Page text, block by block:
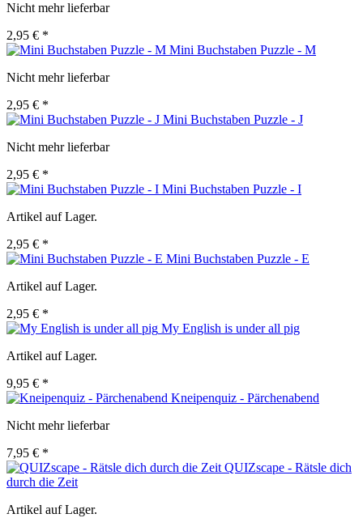
Nicht mehr lieferbar
2,95 € *
Mini Buchstaben Puzzle - M
Nicht mehr lieferbar
2,95 € *
Mini Buchstaben Puzzle - J
Nicht mehr lieferbar
2,95 € *
Mini Buchstaben Puzzle - I
Artikel auf Lager.
2,95 € *
Mini Buchstaben Puzzle - E
Artikel auf Lager.
2,95 € *
My English is under all pig
Artikel auf Lager.
9,95 € *
Kneipenquiz - Pärchenabend
Nicht mehr lieferbar
7,95 € *
QUIZscape - Rätsle dich
durch die Zeit
Artikel auf Lager.